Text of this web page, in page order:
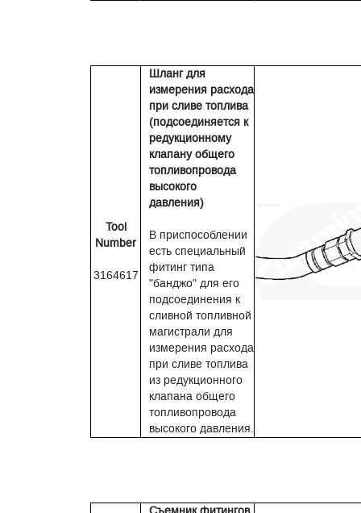
Tool
Number
3164617
Шланг для
измерения расхода
при сливе топлива
(подсоединяется к
редукционному
клапану общего
топливопровода
высокого
давления)
В приспособлении
есть специальный
фитинг типа
"банджо" для его
подсоединения к
сливной топливной
магистрали для
измерения расхода
при сливе топлива
из редукционного
клапана общего
топливопровода
высокого давления.